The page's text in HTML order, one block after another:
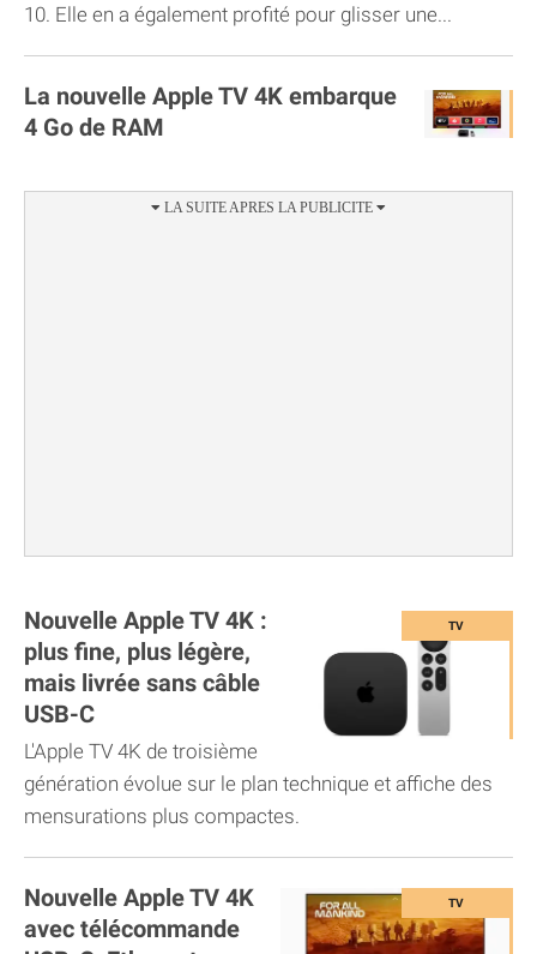
10. Elle en a également profité pour glisser une...
La nouvelle Apple TV 4K embarque
4 Go de RAM
Nouvelle Apple TV 4K :
plus fine, plus légère,
mais livrée sans câble
USB-C
L'Apple TV 4K de troisième
génération évolue sur le plan technique et affiche des
mensurations plus compactes.
Nouvelle Apple TV 4K
avec télécommande